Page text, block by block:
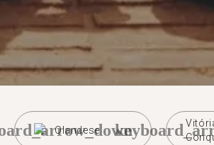
Olandese